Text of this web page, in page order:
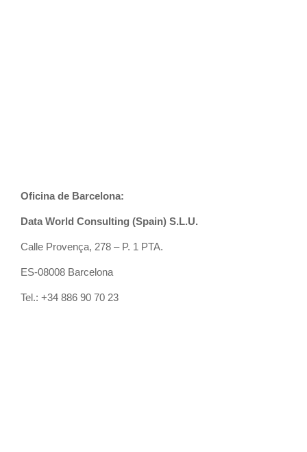
Oficina de Barcelona:
Data World Consulting (Spain) S.L.U.
Calle Provença, 278 – P. 1 PTA.
ES-08008 Barcelona
Tel.: +34 886 90 70 23